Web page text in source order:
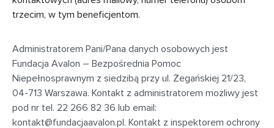
trzecim, w tym beneficjentom.
Administratorem Pani/Pana danych osobowych jest
Fundacja Avalon – Bezpośrednia Pomoc
Niepełnosprawnym z siedzibą przy ul. Żegańskiej 21/23,
04-713 Warszawa. Kontakt z administratorem możliwy jest
pod nr tel. 22 266 82 36 lub email:
kontakt@fundacjaavalon.pl. Kontakt z inspektorem ochrony